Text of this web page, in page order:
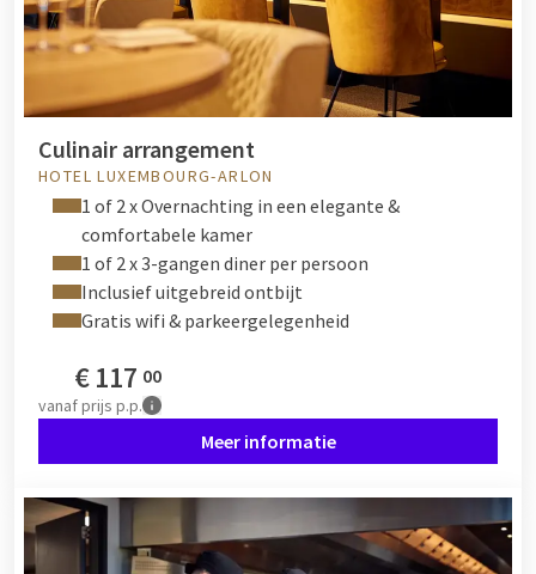
Culinair arrangement
HOTEL LUXEMBOURG-ARLON
1 of 2 x Overnachting in een elegante &
comfortabele kamer
1 of 2 x 3-gangen diner per persoon
Inclusief uitgebreid ontbijt
Gratis wifi & parkeergelegenheid
€117 00
vanafprijs p.p.
Meer informatie